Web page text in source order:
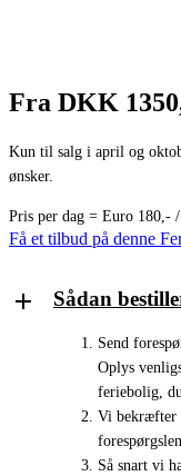
Fra DKK
Kun til salg i april og
ønsker.
Pris per dag = Euro 180,-
Få et tilbud på denne
Sådan
Send
Oplys
feriebolig,
Vi bekræfter
Så snart vi